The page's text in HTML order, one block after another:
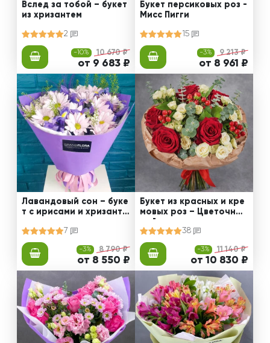
Вслед за тобой – букет
из хризантем
2
-10% 10 670 ₽
от 9 683 ₽
Букет персиковых роз -
Мисс Пигги
15
-3% 9 213 ₽
от 8 961 ₽
Лавандовый сон – буке
т с ирисами и хризанте
7
-3% 8 790 ₽
от 8 550 ₽
Букет из красных и кре
мовых роз – Цветочный
38
-3% 11 140 ₽
от 10 830 ₽